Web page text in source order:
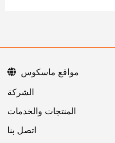
اتصل بنا
مواقع ماسكوس